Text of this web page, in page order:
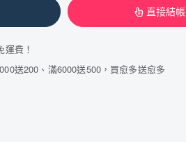
直接結帳
運費！
送200、滿6000送500，買愈多送愈多